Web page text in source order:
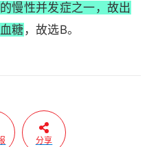
慢性并发症之一，故出
糖 ，故选B。
分享